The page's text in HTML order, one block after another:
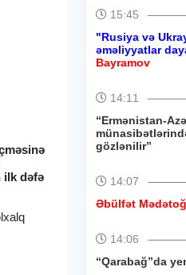
ilk dəfə
15:45
"Rusiya və
əməliyyatlar
Bayramov
14:11
“Ermənistan-
gözlənilir”
14:07
Əbülfət
14:06
“Qarabağ”da